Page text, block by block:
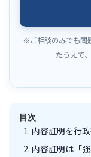
※ご相談のみでも問
たうえで
目次
内容証明を行
内容証明は「